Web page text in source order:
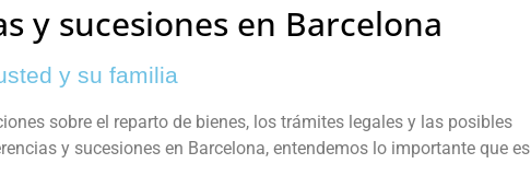
y sucesiones en Barcelona
y su familia
sobre el reparto de bienes, los trámites legales y las posibles
y sucesiones en Barcelona, entendemos lo importante que es